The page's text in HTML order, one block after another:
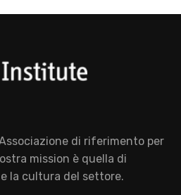
di riferimento per
mission è quella di
la cultura del settore.